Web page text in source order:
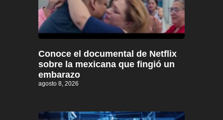
Conoce el documental de Netflix
sobre la mexicana que fingió un
embarazo
agosto 8, 2026